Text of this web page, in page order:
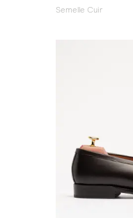
Semelle Cuir